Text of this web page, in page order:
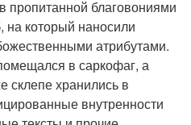
пропитанной благовониями
на который наносили
атрибутами.
в саркофаг, а
склепе хранились в
внутренности